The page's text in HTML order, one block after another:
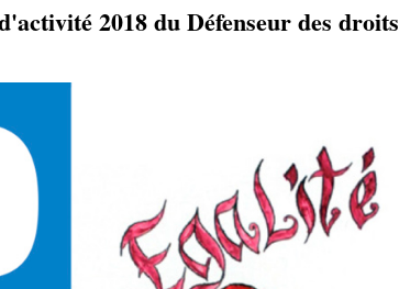
2018 du Défenseur des droits